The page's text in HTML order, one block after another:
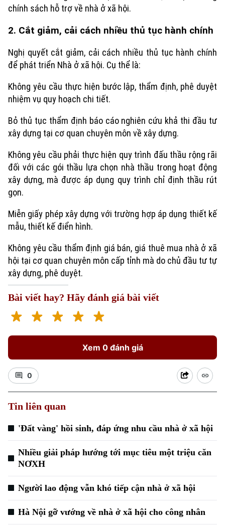
Xu hướng
chính sách hỗ trợ về nhà ở xã hội.
2. Cắt giảm, cải cách nhiều thủ tục hành chính
Nghị quyết cắt giảm, cải cách nhiều thủ tục hành chính
để phát triển Nhà ở xã hội. Cụ thể là:
Không yêu cầu thực hiện bước lập, thẩm định, phê duyệt
nhiệm vụ quy hoạch chi tiết.
Bỏ thủ tục thẩm định báo cáo nghiên cứu khả thi đầu tư
xây dựng tại cơ quan chuyên môn về xây dựng.
Không yêu cầu phải thực hiện quy trình đấu thầu rộng rãi
đối với các gói thầu lựa chọn nhà thầu trong hoạt động
xây dựng, mà được áp dụng quy trình chỉ định thầu rút
gọn.
Miễn giấy phép xây dựng với trường hợp áp dụng thiết kế
mẫu, thiết kế điển hình.
Không yêu cầu thẩm định giá bán, giá thuê mua nhà ở xã
hội tại cơ quan chuyên môn cấp tỉnh mà do chủ đầu tư tự
xây dựng, phê duyệt.
Bài viết hay? Hãy đánh giá bài viết
Xem 0 đánh giá
0
Tin liên quan
'Đất vàng' hồi sinh, đáp ứng nhu cầu nhà ở xã hội
Nhiều giải pháp hướng tới mục tiêu một triệu căn
NƠXH
Người lao động vẫn khó tiếp cận nhà ở xã hội
Hà Nội gỡ vướng về nhà ở xã hội cho công nhân